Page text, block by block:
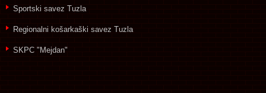
Sportski savez Tuzla
Regionalni košarkaški savez Tuzla
SKPC "Mejdan"